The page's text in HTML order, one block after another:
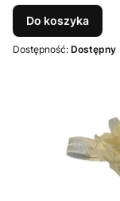
Do koszyka
Dostępność: Dostępny